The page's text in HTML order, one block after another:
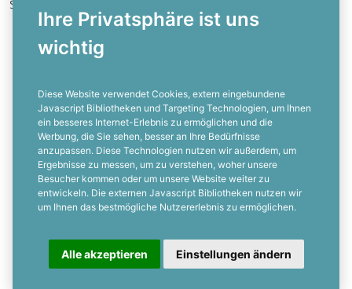
Ihre Privatsphäre ist uns
wichtig
Diese Website verwendet Cookies, extern eingebundene
Javascript Bibliotheken und Targeting Technologien, um Ihnen
ein besseres Internet-Erlebnis zu ermöglichen und die
Werbung, die Sie sehen, besser an Ihre Bedürfnisse
anzupassen. Diese Technologien nutzen wir außerdem, um
Ergebnisse zu messen, um zu verstehen, woher unsere
Besucher kommen oder um unsere Website weiter zu
entwickeln. Die externen Javascript Bibliotheken nutzen wir
um Ihnen das bestmögliche Nutzererlebnis zu ermöglichen.
Alle akzeptieren Einstellungen ändern
Startseite
Eloisa und Phil
Wunderkerzenanhänger mit
NamenAquarellzweig